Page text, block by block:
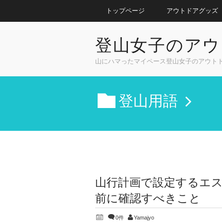
トップページ アウトドアグッズ
登山女子のア
山にハマったマイペース登山女子のアウト
登山用語
山行計画で設定するエ
前に確認すべきこと
0件 Yamajyo